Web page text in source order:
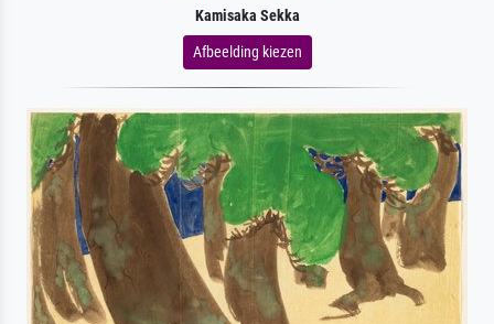
Kamisaka Sekka
Afbeelding kiezen